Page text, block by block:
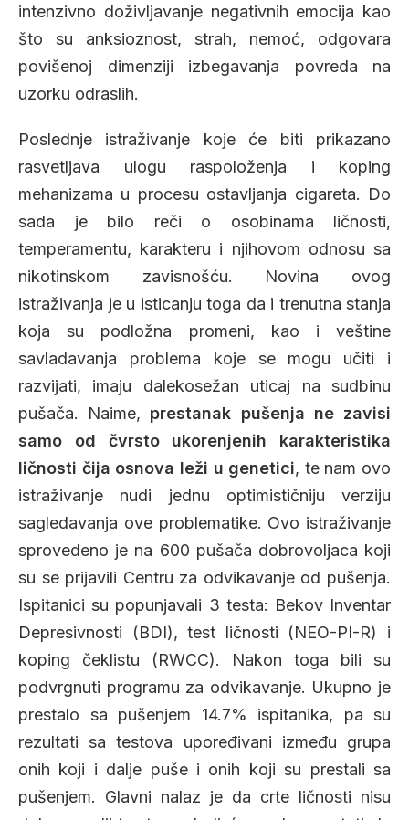
intenzivno doživljavanje negativnih emocija kao
što su anksioznost, strah, nemoć, odgovara
povišenoj dimenziji izbegavanja povreda na
uzorku odraslih.
Poslednje istraživanje koje će biti prikazano
rasvetljava ulogu raspoloženja i koping
mehanizama u procesu ostavljanja cigareta. Do
sada je bilo reči o osobinama ličnosti,
temperamentu, karakteru i njihovom odnosu sa
nikotinskom zavisnošću. Novina ovog
istraživanja je u isticanju toga da i trenutna stanja
koja su podložna promeni, kao i veštine
savladavanja problema koje se mogu učiti i
razvijati, imaju dalekosežan uticaj na sudbinu
pušača. Naime, prestanak pušenja ne zavisi
samo od čvrsto ukorenjenih karakteristika
ličnosti čija osnova leži u genetici, te nam ovo
istraživanje nudi jednu optimističniju verziju
sagledavanja ove problematike. Ovo istraživanje
sprovedeno je na 600 pušača dobrovoljaca koji
su se prijavili Centru za odvikavanje od pušenja.
Ispitanici su popunjavali 3 testa: Bekov Inventar
Depresivnosti (BDI), test ličnosti (NEO-PI-R) i
koping čeklistu (RWCC). Nakon toga bili su
podvrgnuti programu za odvikavanje. Ukupno je
prestalo sa pušenjem 14.7% ispitanika, pa su
rezultati sa testova upoređivani između grupa
onih koji i dalje puše i onih koji su prestali sa
pušenjem. Glavni nalaz je da crte ličnosti nisu